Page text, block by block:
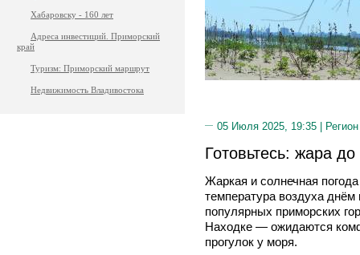
Хабаровску - 160 лет
Адреса инвестиций. Приморский
край
Туризм: Приморский маршрут
Недвижимость Владивостока
05 Июля 2025, 19:35 |
Готовьтесь: жара
Жаркая и солнечная
температура воздуха
популярных приморских
Находке — ожидаются
прогулок у моря.